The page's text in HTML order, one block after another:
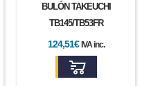
BULÓN TAKEUCHI
TB145/TB53FR
124,51€ IVA inc.